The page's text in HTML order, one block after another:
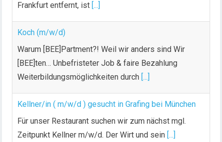
Frankfurt entfernt, ist [...]
Koch (m/w/d)
Warum [BEE]Partment?! Weil wir anders sind Wir
[BEE]ten… Unbefristeter Job & faire Bezahlung
Weiterbildungsmöglichkeiten durch [...]
Kellner/in ( m/w/d ) gesucht in Grafing bei München
Für unser Restaurant suchen wir zum nächst mgl.
Zeitpunkt Kellner m/w/d. Der Wirt und sein [...]